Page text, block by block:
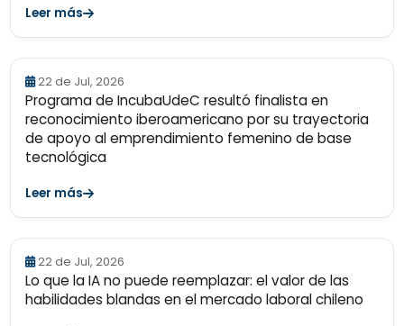
Leer más
22 de Jul, 2026
Programa de IncubaUdeC resultó finalista en
reconocimiento iberoamericano por su trayectoria
de apoyo al emprendimiento femenino de base
tecnológica
Leer más
22 de Jul, 2026
Lo que la IA no puede reemplazar: el valor de las
habilidades blandas en el mercado laboral chileno